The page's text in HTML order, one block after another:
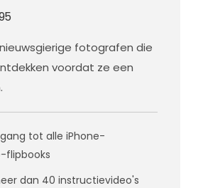
fotografen die
voordat ze een
tot alle iPhone-
flipbooks
dan 40 instructievideo's